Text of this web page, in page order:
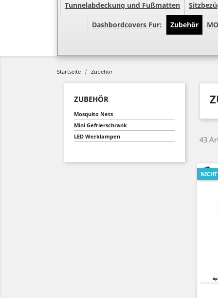
Tunnelabdeckung und Fußmatten
Dashbordcovers Fur: Zubehör
Startseite Zubehör
ZUBEHÖR
Mosquito Nets
Mini Gefrierschrank
LED Werklampen
43